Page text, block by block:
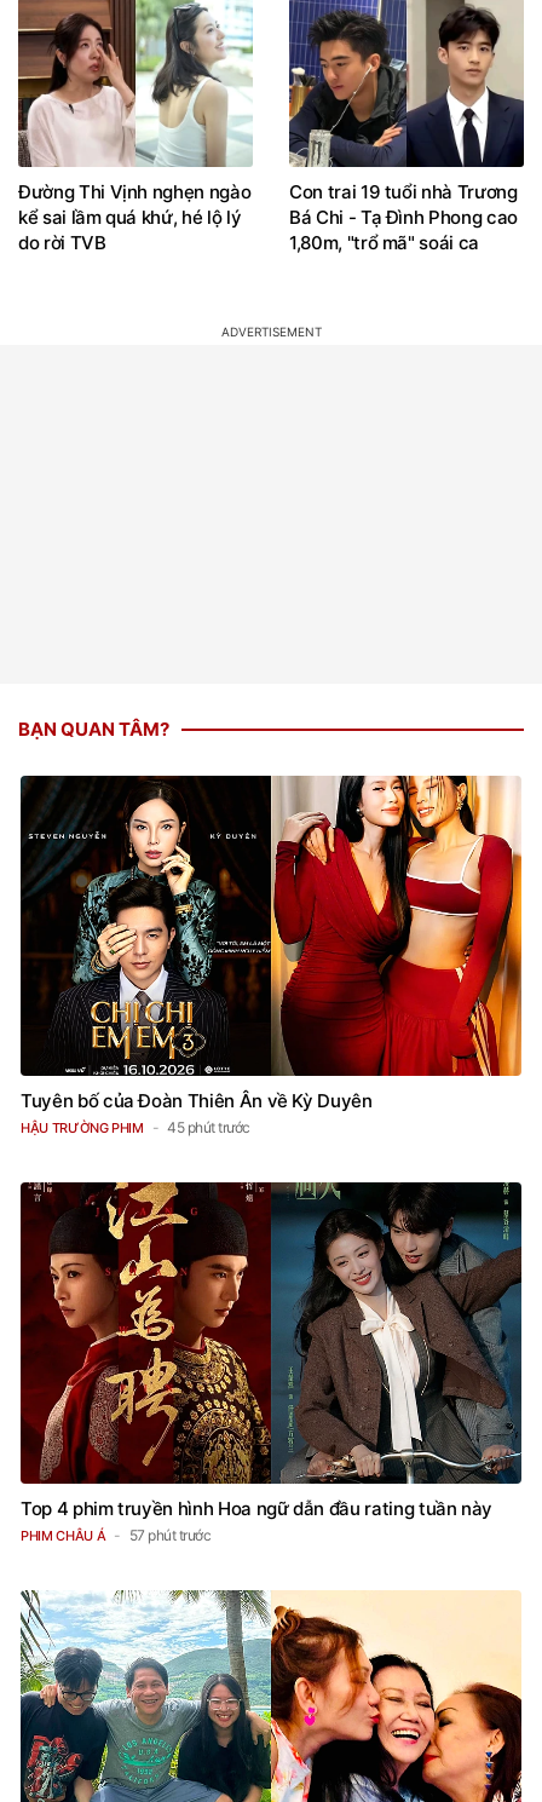
Đường Thi Vịnh nghẹn ngào
kể sai lầm quá khứ, hé lộ lý
do rời TVB
Con trai 19 tuổi nhà Trương
Bá Chi - Tạ Đình Phong cao
1,80m, "trổ mã" soái ca
BẠN QUAN TÂM?
Tuyên bố của Đoàn Thiên Ân về Kỳ Duyên
HẬU TRƯỜNG PHIM 45 phút trước
Top 4 phim truyền hình Hoa ngữ dẫn đầu rating tuần này
PHIM CHÂU Á 57 phút trước